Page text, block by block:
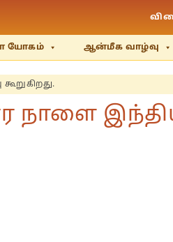
யோகம் ஆன்மீக வாழ்வு
நாளை